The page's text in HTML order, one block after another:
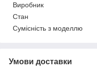
Виробник
Стан
Сумісність з моделлю
Умови доставки